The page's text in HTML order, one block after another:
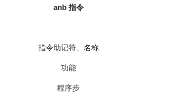
anb 指令
指令助记符、名称
功能
程序步